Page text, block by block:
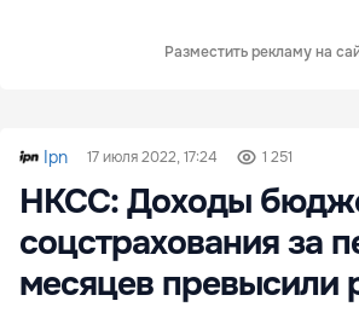
Разместить рекламу на
Ipn 17 июля 2022, 17:24 1 251
НКСС: Доходы
соцстрахования за
месяцев превысили